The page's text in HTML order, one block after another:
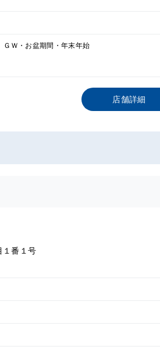
Ｗ・お盆期間・年末年始
店舗詳細
１番１号